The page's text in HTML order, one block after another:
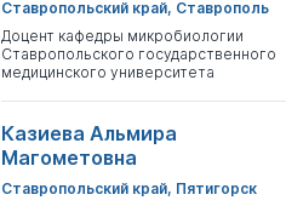
Ставропольский край, Ставрополь
Доцент кафедры микробиологии
Ставропольского государственного
медицинского университета
Казиева Альмира
Магометовна
Ставропольский край, Пятигорск